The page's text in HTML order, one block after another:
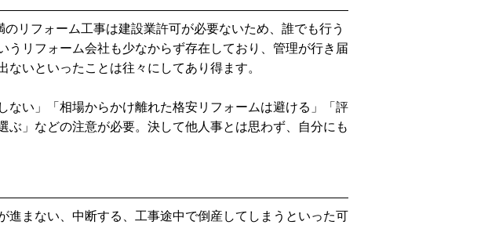
リフォーム工事は建設業許可が必要ないため、誰でも行う
リフォーム会社も少なからず存在しており、管理が行き届
いといったことは往々にしてあり得ます。
い」「相場からかけ離れた格安リフォームは避ける」「評
」などの注意が必要。決して他人事とは思わず、自分にも
進まない、中断する、工事途中で倒産してしまうといった可